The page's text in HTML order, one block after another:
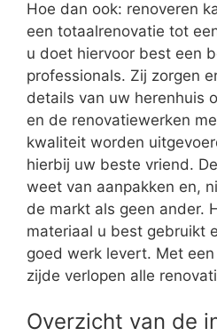
Hoe dan ook: renoveren
een totaalrenovatie tot
u doet hiervoor best een
professionals. Zij zorgen
details van uw herenhuis
en de renovatiewerken
kwaliteit worden
hierbij uw beste vriend.
weet van aanpakken en,
de markt als geen ander.
materiaal u best gebruikt
goed werk levert. Met
zijde verlopen alle
Overzicht van de